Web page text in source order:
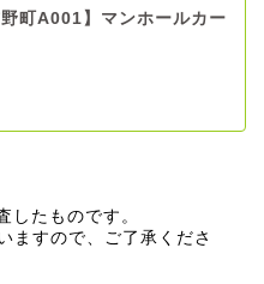
野町A001】マンホールカー
したものです。
ますので、ご了承くださ